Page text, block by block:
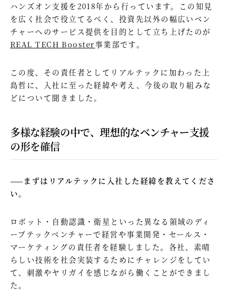
ハンズオン支援を2018年から行っています。この知見
を広く社会で役立てるべく、投資先以外の幅広いベン
チャーへのサービス提供を目的として立ち上げたのが
REAL TECH Booster事業部です。
この度、その責任者としてリアルテックに加わった上
島哲に、入社に至った経緯や考え、今後の取り組みな
どについて聞きました。
多様な経験の中で、理想的なベンチャー支援
の形を確信
——まずはリアルテックに入社した経緯を教えてくださ
い。
ロボット・自動認識・衛星といった異なる領域のディ
ープテックベンチャーで経営や事業開発・セールス・
マーケティングの責任者を経験しました。各社、素晴
らしい技術を社会実装するためにチャレンジをしてい
て、刺激やヤリガイを感じながら働くことができまし
た。